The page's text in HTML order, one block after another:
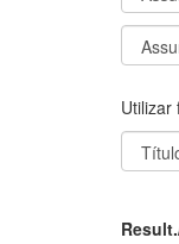
Utilizar